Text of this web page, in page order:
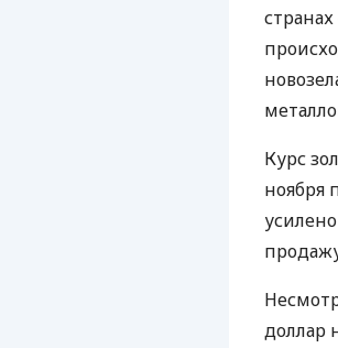
Курс
ноября
доллар